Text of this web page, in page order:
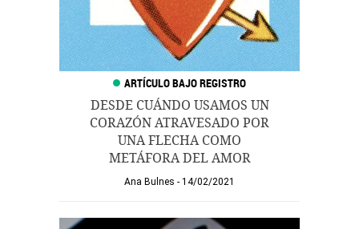
DESDE CUÁNDO USAMOS UN
CORAZÓN ATRAVESADO POR
UNA FLECHA COMO
METÁFORA DEL AMOR
Ana Bulnes 14/02/2021